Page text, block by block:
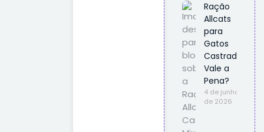
Ração
Allcats
para
Gatos
Castrados
Vale a
Pena?
4 de junho
de 2026